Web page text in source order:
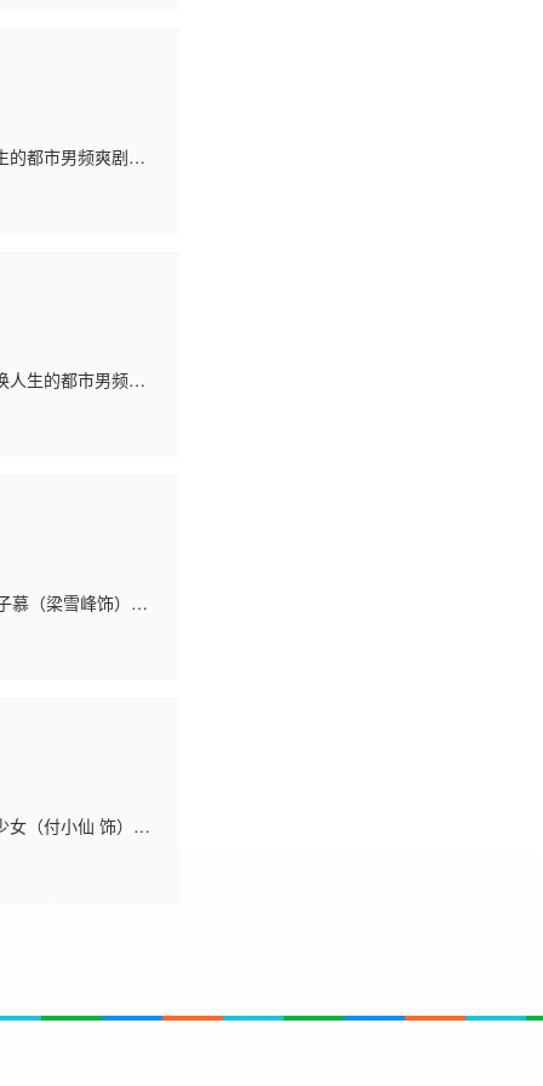
的都市男频爽剧。
意外中互换了身
生的都市男频爽
一次意外中互换
慕（梁雪峰饰）意
无数艰
女（付小仙 饰）突
中生付君浩（吴